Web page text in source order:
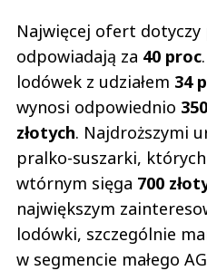
Najwięcej ofert
odpowiadają za 40 proc
lodówek z udziałem 34
wynosi odpowiednio
złotych. Najdroższymi
pralko-suszarki,
wtórnym sięga 700
największym
lodówki, szczególnie
w segmencie małego